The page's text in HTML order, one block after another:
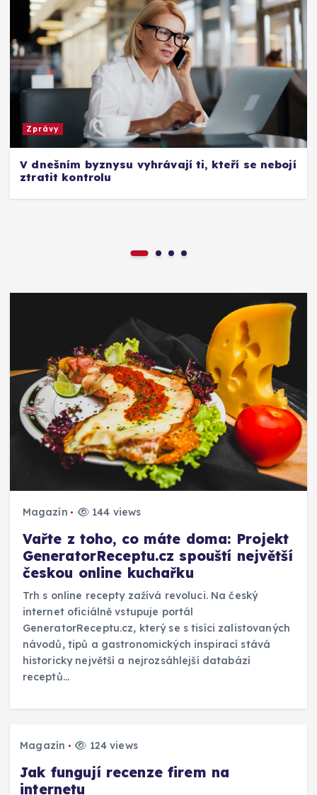
Zprávy
V dnešním byznysu vyhrávají ti, kteří se nebojí
ztratit kontrolu
Magazín 144 views
Vařte z toho, co máte doma: Projekt
GeneratorReceptu.cz spouští největší
českou online kuchařku
Trh s online recepty zažívá revoluci. Na český
internet oficiálně vstupuje portál
GeneratorReceptu.cz, který se s tisíci zalistovaných
návodů, tipů a gastronomických inspirací stává
historicky největší a nejrozsáhlejší databází
receptů…
Magazín 124 views
Jak fungují recenze firem na
internetu